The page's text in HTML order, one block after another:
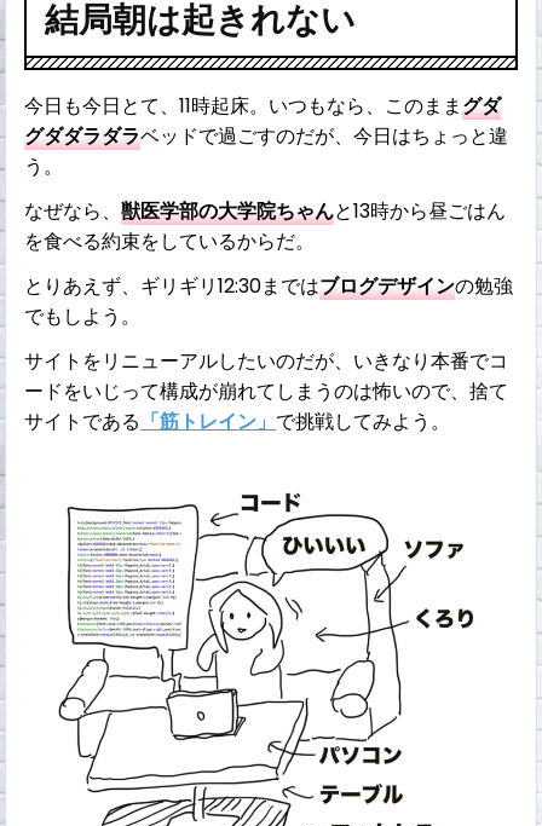
結局朝は起きれない
今日も今日とて、11時起床。いつもなら、このままグダ
グダダラダラベッドで過ごすのだが、今日はちょっと違
う。
なぜなら、獣医学部の大学院ちゃんと13時から昼ごはん
を食べる約束をしているからだ。
とりあえず、ギリギリ12:30まではブログデザインの勉強
でもしよう。
サイトをリニューアルしたいのだが、いきなり本番でコ
ードをいじって構成が崩れてしまうのは怖いので、捨て
サイトである 「筋トレイン」 で挑戦してみよう。